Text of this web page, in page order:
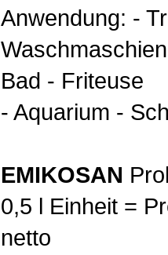
Anwendung: -
Bad - Friteuse
- Aquarium -
EMIKOSAN
0,5 l Einheit =
netto